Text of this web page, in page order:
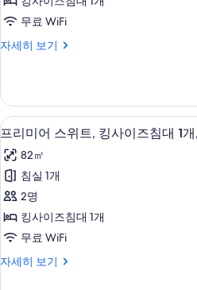
모
두
개
자
세
킹
이
침
대
1
개
사
진
모
두
보
무료 WiFi
자세히 보기
프
룸,
킹
사
즈
침
대
개
자
세
히
프
리
미
어
스
위
킹
이
14
프리미어 스위트, 킹사이즈침대 1
82㎡
침실 1개
2명
킹사이즈침대 1개
무료 WiFi
자세히 보기
프